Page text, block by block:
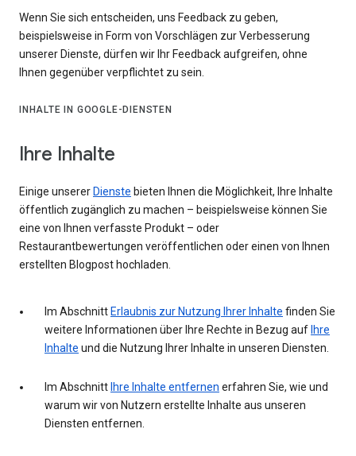
Wenn Sie sich entscheiden, uns Feedback zu geben,
beispielsweise in Form von Vorschlägen zur Verbesserung
unserer Dienste, dürfen wir Ihr Feedback aufgreifen, ohne
Ihnen gegenüber verpflichtet zu sein.
INHALTE IN GOOGLE-DIENSTEN
Ihre Inhalte
Einige unserer Dienste bieten Ihnen die Möglichkeit, Ihre Inhalte
öffentlich zugänglich zu machen – beispielsweise können Sie
eine von Ihnen verfasste Produkt – oder
Restaurantbewertungen veröffentlichen oder einen von Ihnen
erstellten Blogpost hochladen.
Im Abschnitt Erlaubnis zur Nutzung Ihrer Inhalte finden Sie
weitere Informationen über Ihre Rechte in Bezug auf Ihre
Inhalte und die Nutzung Ihrer Inhalte in unseren Diensten.
Im Abschnitt Ihre Inhalte entfernen erfahren Sie, wie und
warum wir von Nutzern erstellte Inhalte aus unseren
Diensten entfernen.